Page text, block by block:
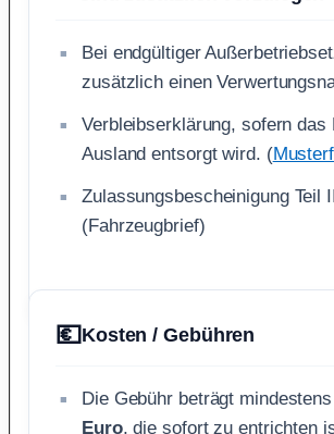
Bei endgültiger
zusätzlich einen
Verbleibserklärung, sofern das
Ausland entsorgt wird. (
Zulassungsbescheinigung Teil
(Fahrzeugbrief)
💶Kosten / Gebühren
Die Gebühr beträgt mindestens
Euro, die sofort zu entrichten